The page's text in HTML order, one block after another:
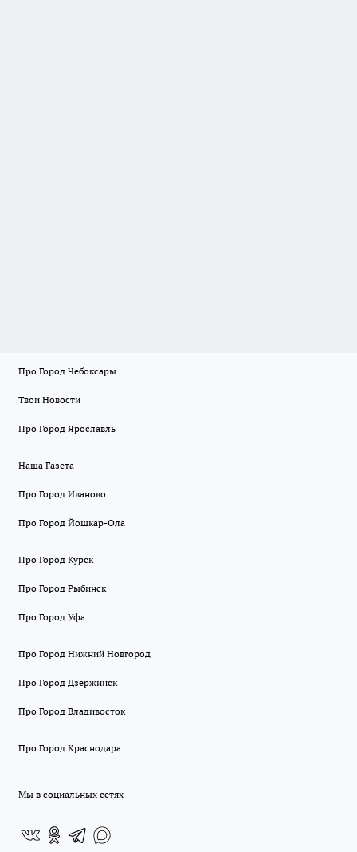
Про Город Чебоксары
Твои Новости
Про Город Ярославль
Наша Газета
Про Город Иваново
Про Город Йошкар-Ола
Про Город Курск
Про Город Рыбинск
Про Город Уфа
Про Город Нижний Новгород
Про Город Дзержинск
Про Город Владивосток
Про Город Краснодара
Мы в социальных сетях